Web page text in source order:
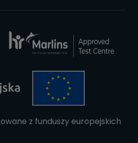
z funduszy europejskich